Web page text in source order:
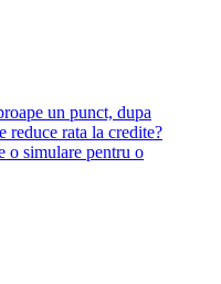
un punct, dupa
reduce rata la credite?
o simulare pentru o